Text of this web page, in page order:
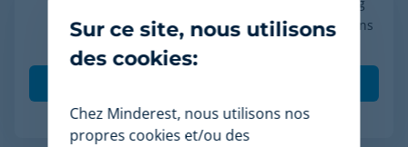
de Minderest et je comprends que mes interactions
(ouvertures et clics) seront mesurées pour per
Sur ce site, nous utilisons
des cookies:
Chez Minderest, nous utilisons nos
propres cookies et/ou des